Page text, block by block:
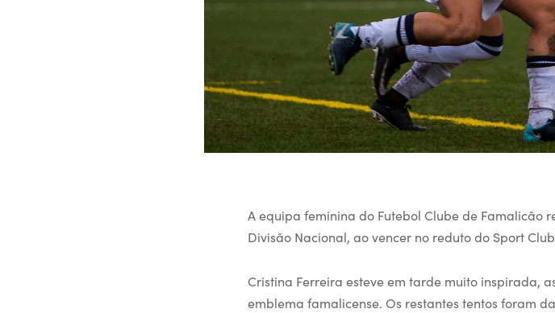
A equipa feminina do Futebol Clube de Famalicão
Divisão Nacional, ao vencer no reduto do Sport
Cristina Ferreira esteve em tarde muito inspirada,
emblema famalicense. Os restantes tentos foram